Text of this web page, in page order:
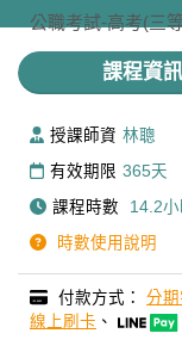
公職考試-高考(三
課程資訊
授課師資 林聰
有效期限 365天
課程時數
14.2小
時數使用說明
付款方式：分期
線上刷卡 、